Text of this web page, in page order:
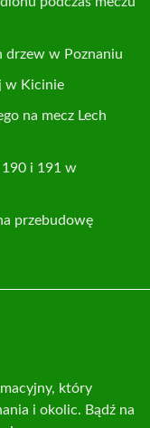
drzew w Poznaniu
w Kicinie
na mecz Lech
i 191 w
przebudowę
który
i okolic. Bądź na